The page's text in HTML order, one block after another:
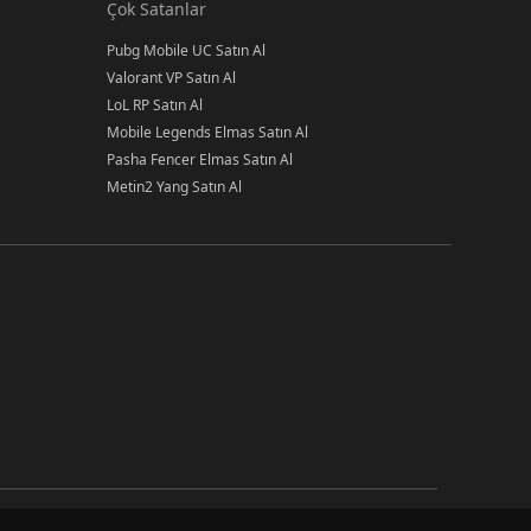
güvencesiyle ilan satın alır ve sorunsuz şekilde
satın alıp alışveriş süreci tamamlandıktan sonra keyfini
devam edebilirsiniz.
Çok Satanlar
Pubg Mobile UC Satın Al
Valorant VP Satın Al
LoL RP Satın Al
Mobile Legends Elmas Satın Al
Pasha Fencer Elmas Satın Al
Metin2 Yang Satın Al